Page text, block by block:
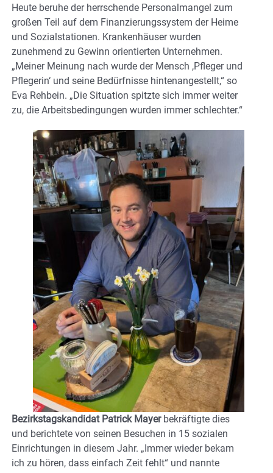
Heute beruhe der herrschende Personalmangel zum
großen Teil auf dem Finanzierungssystem der Heime
und Sozialstationen. Krankenhäuser wurden
zunehmend zu Gewinn orientierten Unternehmen.
„Meiner Meinung nach wurde der Mensch ,Pfleger und
Pflegerin‘ und seine Bedürfnisse hintenangestellt,“ so
Eva Rehbein. „Die Situation spitzte sich immer weiter
zu, die Arbeitsbedingungen wurden immer schlechter.“
Bezirkstagskandidat Patrick Mayerbekräftigte dies
und berichtete von seinen Besuchen in 15 sozialen
Einrichtungen in diesem Jahr. „Immer wieder bekam
ich zu hören, dass einfach Zeit fehlt“ und nannte